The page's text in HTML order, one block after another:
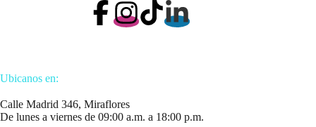
Ubicanos en:
Calle Madrid 346, Miraflores
De lunes a viernes de 09:00 a.m. a 18:00 p.m.